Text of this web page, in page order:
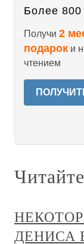
Более 800
Получи 2
подарок и
чтением
ДЕНИСА